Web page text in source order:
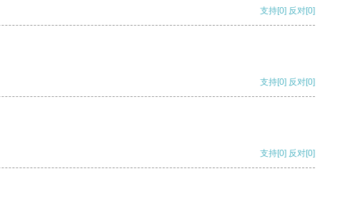
支持[0] 反对[0]
支持[0] 反对[0]
支持[0] 反对[0]